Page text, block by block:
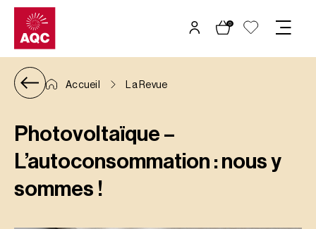
Panneau de gestion des cookies
0
Accueil La Revue
Photovoltaïque –
L’autoconsommation : nous y
sommes !